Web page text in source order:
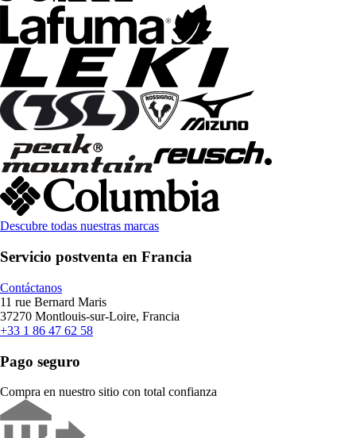
Descubre todas nuestras marcas
Servicio postventa en Francia
Contáctanos
11 rue Bernard Maris
37270 Montlouis-sur-Loire, Francia
+33 1 86 47 62 58
Pago seguro
Compra en nuestro sitio con total confianza